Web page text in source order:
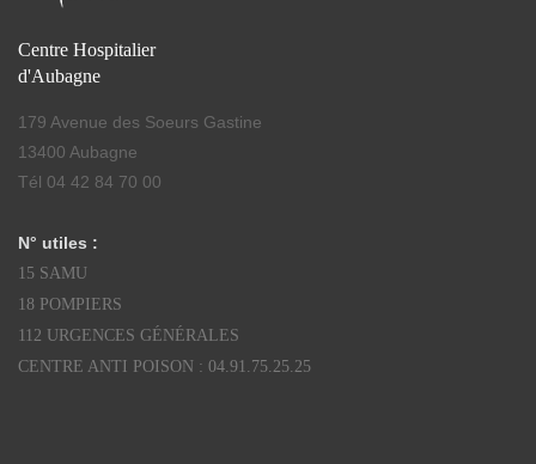
Centre Hospitalier
d'Aubagne
179 Avenue des Soeurs Gastine
13400 Aubagne
Tél 04 42 84 70 00
N° utiles :
15 SAMU
18 POMPIERS
112 URGENCES GÉNÉRALES
CENTRE ANTI POISON : 04.91.75.25.25